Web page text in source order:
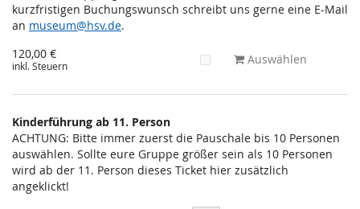
kurzfristigen Buchungswunsch schreibt uns gerne eine E-Mail
an museum@hsv.de.
120,00 €
inkl. Steuern Auswählen
Kinderführung ab 11. Person
ACHTUNG: Bitte immer zuerst die Pauschale bis 10 Personen
auswählen. Sollte eure Gruppe größer sein als 10 Personen
wird ab der 11. Person dieses Ticket hier zusätzlich
angeklickt!